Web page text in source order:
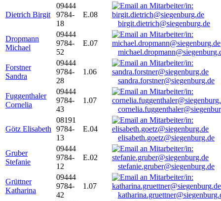
Dietrich Birgit
09444
9784-
18
E.08
birgit.dietrich@siegenburg.de
Dropmann
Michael
09444
9784-
52
E.07
Forstner
Sandra
09444
9784-
28
1.06
sandra.forstner@siegenburg.de
Fuggenthaler
Cornelia
09444
9784-
43
1.07
Götz Elisabeth
08191
9784-
13
E.04
elisabeth.goetz@siegenburg.de
Gruber
Stefanie
09444
9784-
12
E.02
stefanie.gruber@siegenburg.de
Grüttner
Katharina
09444
9784-
42
1.07